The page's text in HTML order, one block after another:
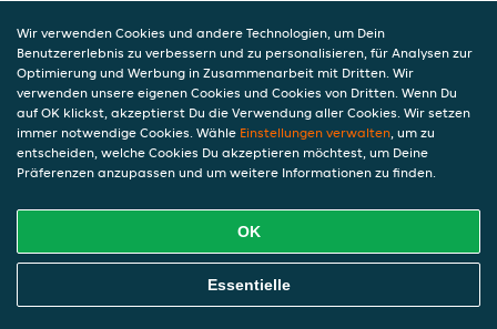
und den Schutz deiner personenbezogenen Daten haben.
Solltest du weitere Fragen oder Beschwerden in Bezug auf
die Verarbeitung deiner personenbezogenen Daten haben,
kontaktieren wir dich gerne. Wir würden uns auch über
Tipps oder Vorschläge zur Verbesserung unserer Erklärung
freuen.
JET nimmt den Schutz personenbezogener Daten sehr ernst
und daher ergreifen wir angemessene Maßnahmen, um
deine personenbezogenen Daten vor Missbrauch, Verlust,
unbefugtem Zugriff, unerwünschter Offenlegung und
Wir verwenden Cookies und andere Technologien, um Dein
Benutzererlebnis zu verbessern und zu personalisieren, für Analysen zur
Optimierung und Werbung in Zusammenarbeit mit Dritten. Wir
verwenden unsere eigenen Cookies und Cookies von Dritten. Wenn Du
auf OK klickst, akzeptierst Du die Verwendung aller Cookies. Wir setzen
immer notwendige Cookies. Wähle Einstellungen verwalten, um zu
entscheiden, welche Cookies Du akzeptieren möchtest, um Deine
Präferenzen anzupassen und um weitere Informationen zu finden.
OK
Essentielle